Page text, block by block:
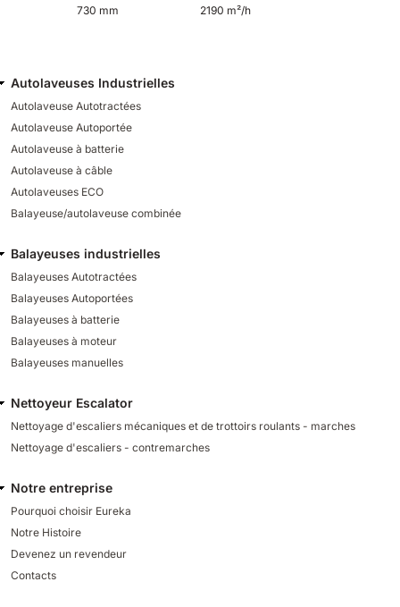
8800 m²/h
730 mm 2190 m²/h
Autolaveuses Industrielles
Autolaveuse Autotractées
Autolaveuse Autoportée
Autolaveuse à batterie
Autolaveuse à câble
Autolaveuses ECO
Balayeuse/autolaveuse combinée
Balayeuses industrielles
Balayeuses Autotractées
Balayeuses Autoportées
Balayeuses à batterie
Balayeuses à moteur
Balayeuses manuelles
Nettoyeur Escalator
Nettoyage d'escaliers mécaniques et de trottoirs roulants - marches
Nettoyage d'escaliers - contremarches
Notre entreprise
Pourquoi choisir Eureka
Notre Histoire
Devenez un revendeur
Contacts